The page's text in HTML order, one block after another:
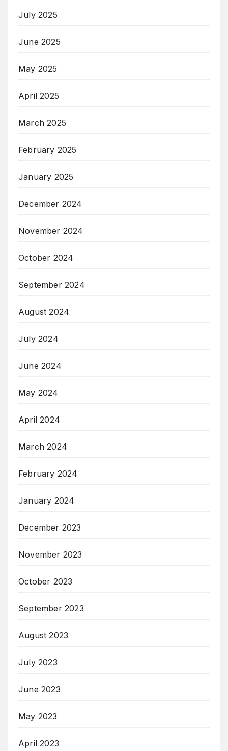
July 2025
June 2025
May 2025
April 2025
March 2025
February 2025
January 2025
December 2024
November 2024
October 2024
September 2024
August 2024
July 2024
June 2024
May 2024
April 2024
March 2024
February 2024
January 2024
December 2023
November 2023
October 2023
September 2023
August 2023
July 2023
June 2023
May 2023
April 2023